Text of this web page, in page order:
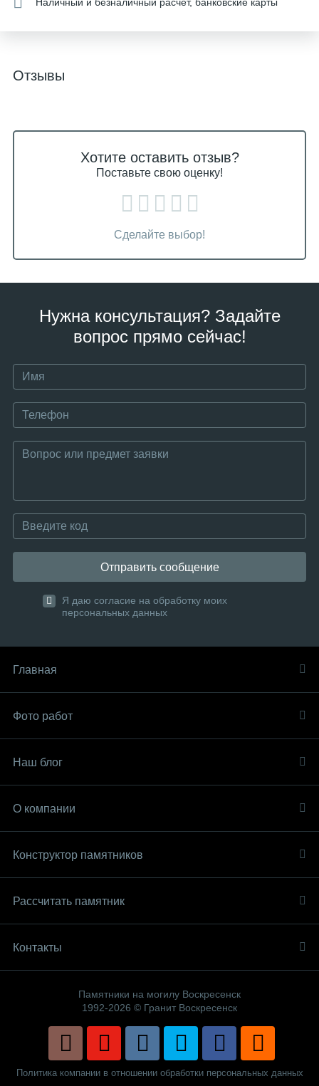
Отзывы
Хотите оставить отзыв?
Поставьте свою оценку!
Сделайте выбор!
Нужна консультация? Задайте
вопрос прямо сейчас!
Отправить сообщение
Я даю согласие на обработку моих
персональных данных
Главная
Фото работ
Наш блог
О компании
Конструктор памятников
Рассчитать памятник
Контакты
Памятники на могилу Воскресенск
1992-2026 © Гранит Воскресенск
Политика компании в отношении обработки персональных данных